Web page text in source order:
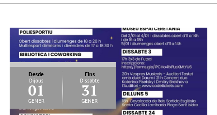
Desde
Dijous
01
gener
Fins
Dissabte
31
gener